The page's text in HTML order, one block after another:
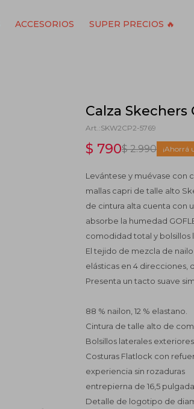
ACCESORIOS SUPER PRECIOS 🔥
Calza Skechers
SKW2CP2-5769
$ 790$ 2.990
Levántese y muévase con
mallas capri de talle alto
de cintura alta cuenta con
absorbe la humedad
comodidad total y bolsillos
El tejido de mezcla de
elásticas en 4 direcciones,
Presenta un tacto suave
88 % nailon, 12 % elastano.
Cintura de talle alto de
Bolsillos laterales
Costuras Flatlock con
experiencia sin rozaduras
entrepierna de 16,5
Detalle de logotipo de